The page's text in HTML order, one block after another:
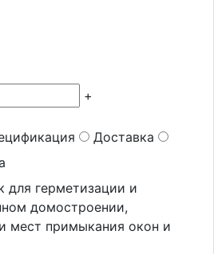
+
Доставка
для герметизации и
домостроении,
мест примыкания окон и